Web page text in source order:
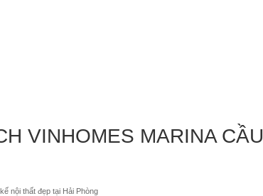
VINHOMES MARINA CẦU
nội thất đẹp tại Hải Phòng